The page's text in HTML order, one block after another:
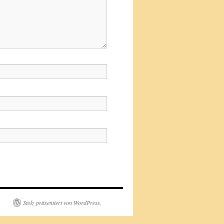
Stolz präsentiert von WordPress.